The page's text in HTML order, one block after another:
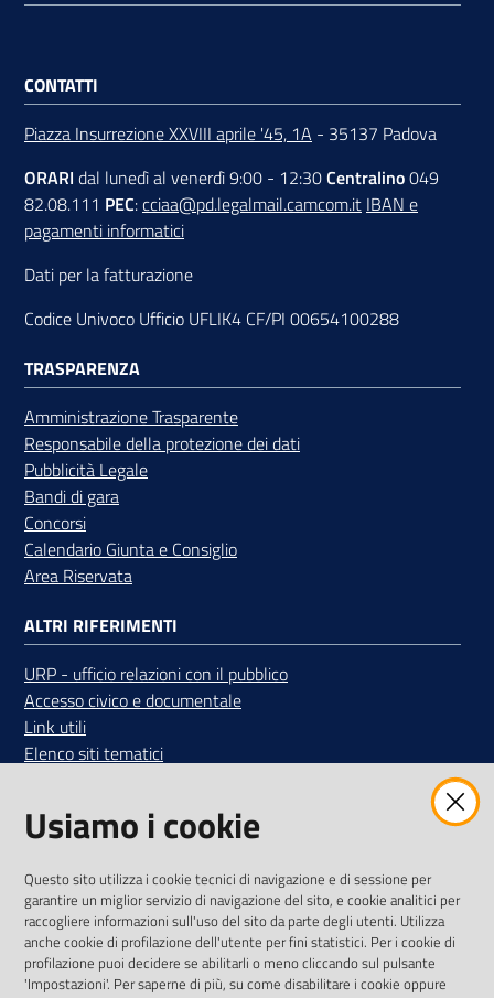
CONTATTI
Piazza Insurrezione XXVIII aprile '45, 1A - 35137 Padova
ORARI dal lunedì al venerdì 9:00 - 12:30Centralino049
82.08.111 PEC:cciaa@pd.legalmail.camcom.it IBAN e
pagamenti informatici
Dati per la fatturazione
Codice Univoco Ufficio UFLIK4 CF/PI 00654100288
TRASPARENZA
Amministrazione Trasparente
Responsabile della protezione dei dati
Pubblicità Legale
Bandi di gara
Concorsi
Calendario Giunta e Consiglio
Area Riservata
ALTRI RIFERIMENTI
URP - ufficio relazioni con il pubblico
Accesso civico e documentale
Link utili
Elenco siti tematici
Ricevi tutti gli aggiornamenti su eventi, nuove opportunità e
adempimenti normativi
Usiamo i cookie
Questo sito utilizza i cookie tecnici di navigazione e di sessione per
garantire un miglior servizio di navigazione del sito, e cookie analitici per
raccogliere informazioni sull'uso del sito da parte degli utenti. Utilizza
anche cookie di profilazione dell'utente per fini statistici. Per i cookie di
profilazione puoi decidere se abilitarli o meno cliccando sul pulsante
'Impostazioni'. Per saperne di più, su come disabilitare i cookie oppure